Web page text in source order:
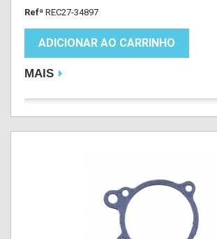
Refª REC27-34897
ADICIONAR AO CARRINHO
MAIS